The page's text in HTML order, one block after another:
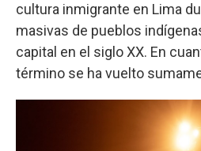
cultura inmigrante en Lima
masivas de pueblos
capital en el siglo XX. En
término se ha vuelto